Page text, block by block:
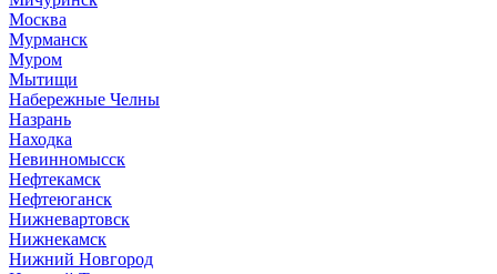
Москва
Мурманск
Муром
Мытищи
Набережные Челны
Назрань
Находка
Невинномысск
Нефтекамск
Нефтеюганск
Нижневартовск
Нижнекамск
Нижний Новгород